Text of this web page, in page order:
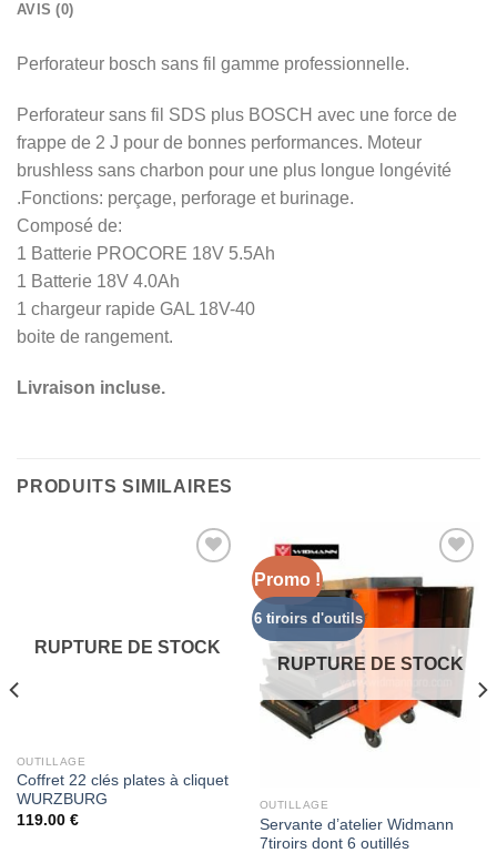
AVIS (0)
Perforateur bosch sans fil gamme professionnelle.
Perforateur sans fil SDS plus BOSCH avec une force de
frappe de 2 J pour de bonnes performances. Moteur
brushless sans charbon pour une plus longue longévité
.Fonctions: perçage, perforage et burinage.
Composé de:
1 Batterie PROCORE 18V 5.5Ah
1 Batterie 18V 4.0Ah
1 chargeur rapide GAL 18V-40
boite de rangement.
Livraison incluse.
PRODUITS SIMILAIRES
RUPTURE DE STOCK
OUTILLAGE
Coffret 22 clés plates à cliquet
WURZBURG
119.00 €
Promo !
6 tiroirs d'outils
Wishlist
RUPTURE DE STOCK
OUTILLAGE
Servante d’atelier Widmann
7tiroirs dont 6 outillés